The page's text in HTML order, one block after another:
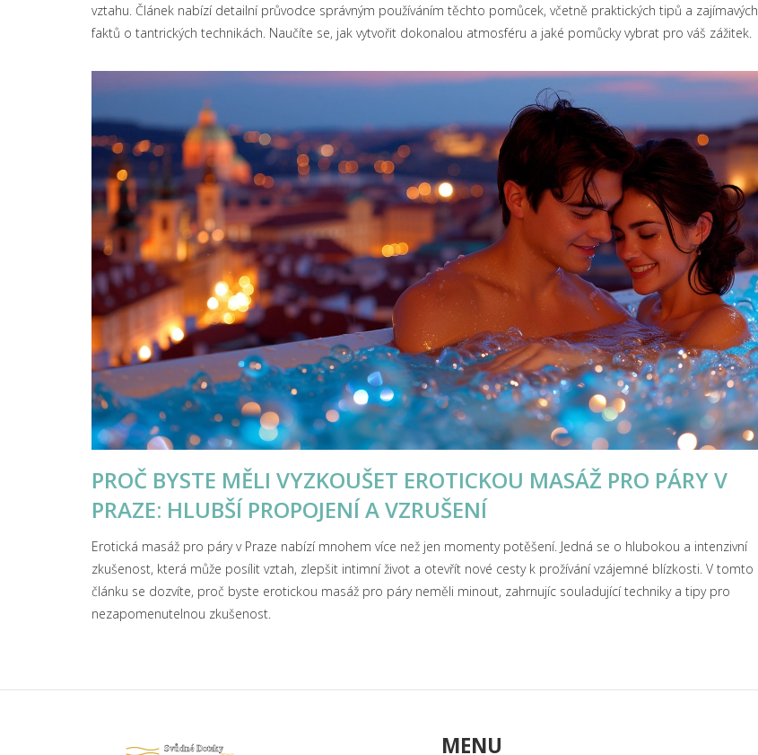
vztahu. Článek nabízí detailní průvodce správným používáním těchto pomůcek, včetně praktických tipů a zajímavých
faktů o tantrických technikách. Naučíte se, jak vytvořit dokonalou atmosféru a jaké pomůcky vybrat pro váš zážitek.
PROČ BYSTE MĚLI VYZKOUŠET EROTICKOU MASÁŽ PRO PÁRY V
PRAZE: HLUBŠÍ PROPOJENÍ A VZRUŠENÍ
Erotická masáž pro páry v Praze nabízí mnohem více než jen momenty potěšení. Jedná se o hlubokou a intenzivní
zkušenost, která může posílit vztah, zlepšit intimní život a otevřít nové cesty k prožívání vzájemné blízkosti. V tomto
článku se dozvíte, proč byste erotickou masáž pro páry neměli minout, zahrnujíc souladující techniky a tipy pro
nezapomenutelnou zkušenost.
MENU